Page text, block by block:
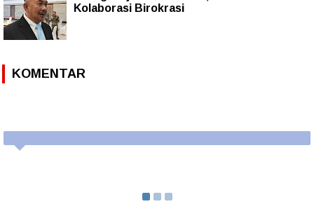
Kolaborasi Birokrasi
KOMENTAR